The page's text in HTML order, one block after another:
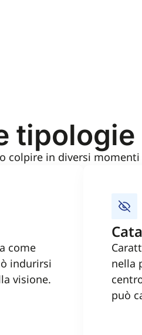
colpire in diversi
come
indurirsi
visione.
nella
può